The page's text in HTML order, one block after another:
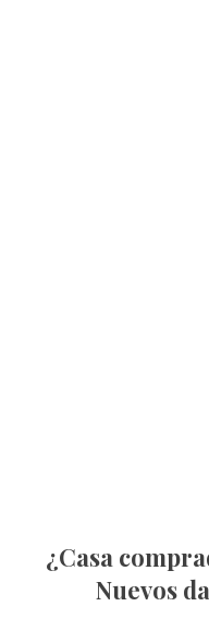
¿Casa comprada o simple alquiler?
Nuevos